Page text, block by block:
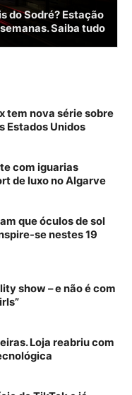
do Sodré? Estação
Saiba tudo
tem nova série sobre
Estados Unidos
com iguarias
de luxo no Algarve
que óculos de sol
se nestes 19
show – e não é com
Loja reabriu com